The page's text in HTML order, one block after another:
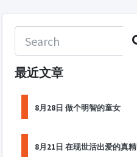
最近文章
8月28日 做个明智的童女
8月21日 在现世活出爱的真精